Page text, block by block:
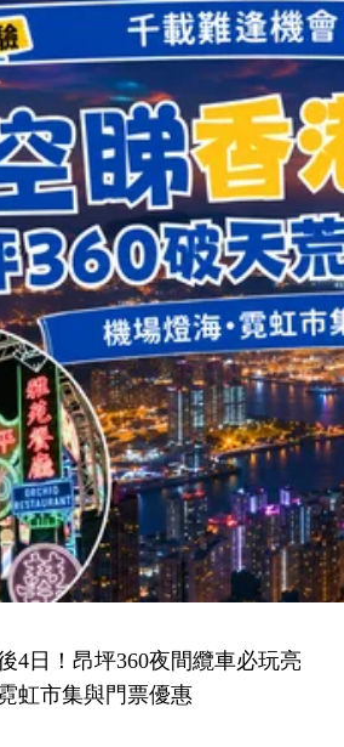
4日！昂坪360夜間纜車必玩亮
虹市集與門票優惠